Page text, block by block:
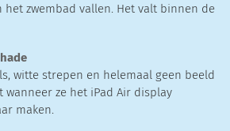
het zwembad vallen. Het valt binnen de
witte strepen en helemaal geen beeld
wanneer ze het iPad Air display
maken.